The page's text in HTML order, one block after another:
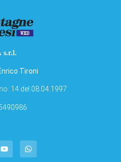
s.r.l.
Tironi
14 del 08.04.1997